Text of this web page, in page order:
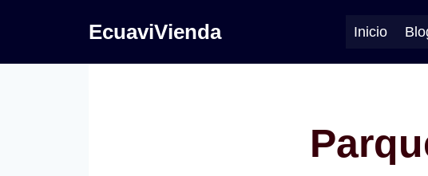
EcuaviVienda Inicio